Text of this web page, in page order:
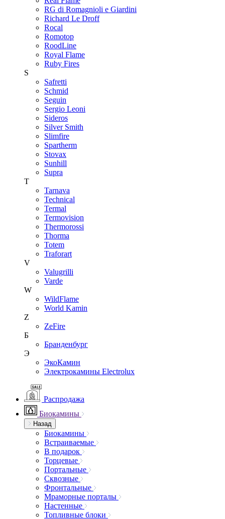
RG di Romagnioli e Giardini
Richard Le Droff
Rocal
Romotop
RoodLine
Royal Flame
Ruby Fires
S
Safretti
Schmid
Seguin
Sergio Leoni
Sideros
Silver Smith
Slimfire
Spartherm
Stovax
Sunhill
Supra
T
Tarnava
Technical
Termal
Termovision
Thermorossi
Thorma
Totem
Traforart
V
Valugrilli
Varde
W
WildFlame
World Kamin
Z
ZeFire
Б
Бранденбург
Э
ЭкоКамин
Электрокамины Electrolux
Распродажа
Биокамины
Назад
Биокамины
Встраиваемые
В подарок
Торцевые
Портальные
Сквозные
Фронтальные
Мраморные порталы
Настенные
Топливные блоки